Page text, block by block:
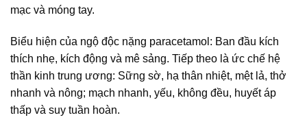
mạc và móng tay.
Biểu hiện của ngộ độc nặng paracetamol: Ban đầu kích
thích nhẹ, kích động và mê sảng. Tiếp theo là ức chế hệ
thần kinh trung ương: Sững sờ, hạ thân nhiệt, mệt lả, thở
nhanh và nông; mạch nhanh, yếu, không đều, huyết áp
thấp và suy tuần hoàn.